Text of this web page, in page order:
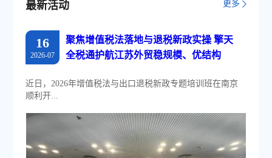
最新活动 更多
16
2026-07
聚焦增值税法落地与退税新政实操 擎天
全税通护航江苏外贸稳规模、优结构
近日，2026年增值税法与出口退税新政专题培训班在南京
顺利开...